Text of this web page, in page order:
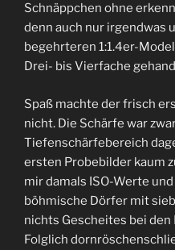
Schnäppchen ohne
denn auch nur irgendwas
begehrteren 1:1.4er-
Drei- bis Vierfache
Spaß machte der frisch
nicht. Die Schärfe war
Tiefenschärfebereich
ersten Probebilder kaum
mir damals ISO-Werte
böhmische Dörfer mit
nichts Gescheites bei
Folglich